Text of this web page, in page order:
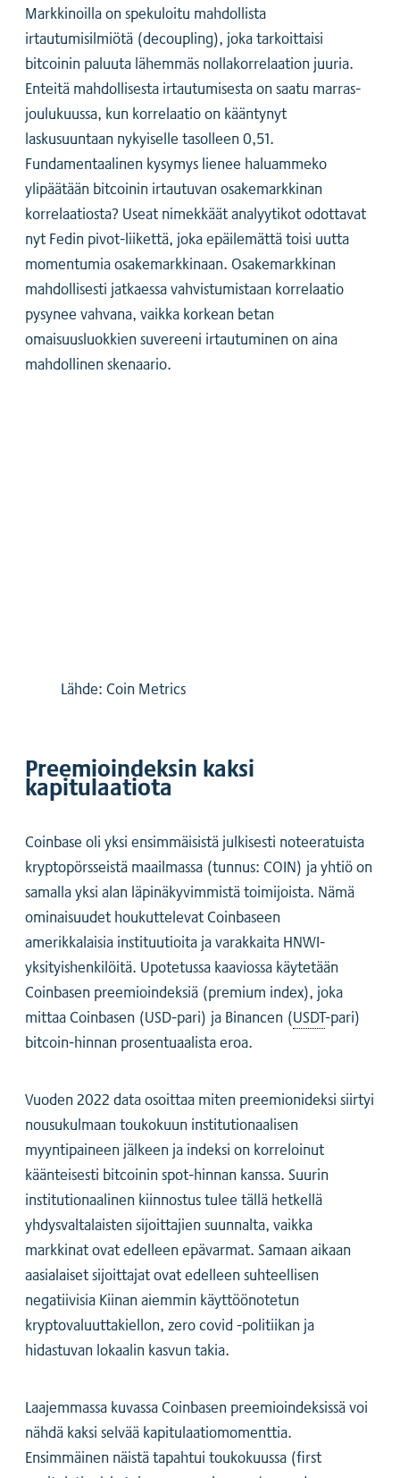
Markkinoilla on spekuloitu mahdollista
irtautumisilmiötä (decoupling), joka tarkoittaisi
bitcoinin paluuta lähemmäs nollakorrelaation juuria.
Enteitä mahdollisesta irtautumisesta on saatu marras-
joulukuussa, kun korrelaatio on kääntynyt
laskusuuntaan nykyiselle tasolleen 0,51.
Fundamentaalinen kysymys lienee haluammeko
ylipäätään bitcoinin irtautuvan osakemarkkinan
korrelaatiosta? Useat nimekkäät analyytikot odottavat
nyt Fedin pivot-liikettä, joka epäilemättä toisi uutta
momentumia osakemarkkinaan. Osakemarkkinan
mahdollisesti jatkaessa vahvistumistaan korrelaatio
pysynee vahvana, vaikka korkean betan
omaisuusluokkien suvereeni irtautuminen on aina
mahdollinen skenaario.
Lähde: Coin Metrics
Preemioindeksin kaksi
kapitulaatiota
Coinbase oli yksi ensimmäisistä julkisesti noteeratuista
kryptopörsseistä maailmassa (tunnus: COIN) ja yhtiö on
samalla yksi alan läpinäkyvimmistä toimijoista. Nämä
ominaisuudet houkuttelevat Coinbaseen
amerikkalaisia instituutioita ja varakkaita HNWI-
yksityishenkilöitä. Upotetussa kaaviossa käytetään
Coinbasen preemioindeksiä (premium index), joka
mittaa Coinbasen (USD-pari) ja Binancen (USDT-pari)
bitcoin-hinnan prosentuaalista eroa.
Vuoden 2022 data osoittaa miten preemionideksi siirtyi
nousukulmaan toukokuun institutionaalisen
myyntipaineen jälkeen ja indeksi on korreloinut
käänteisesti bitcoinin spot-hinnan kanssa. Suurin
institutionaalinen kiinnostus tulee tällä hetkellä
yhdysvaltalaisten sijoittajien suunnalta, vaikka
markkinat ovat edelleen epävarmat. Samaan aikaan
aasialaiset sijoittajat ovat edelleen suhteellisen
negatiivisia Kiinan aiemmin käyttöönotetun
kryptovaluuttakiellon, zero covid -politiikan ja
hidastuvan lokaalin kasvun takia.
Laajemmassa kuvassa Coinbasen preemioindeksissä voi
nähdä kaksi selvää kapitulaatiomomenttia.
Ensimmäinen näistä tapahtui toukokuussa (first